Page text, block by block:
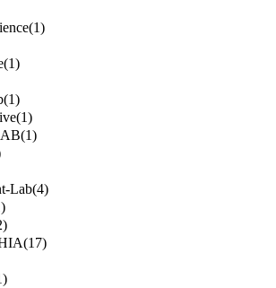
(1)
(1)
(1)
(1)
(1)
Lab(4)
(17)